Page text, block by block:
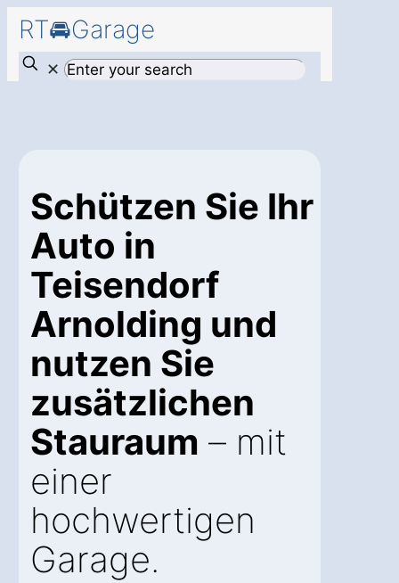
RT🚘Garage
✕
Schützen Sie Ihr
Auto in
Teisendorf
Arnolding und
nutzen Sie
zusätzlichen
Stauraum – mit
einer
hochwertigen
Garage.